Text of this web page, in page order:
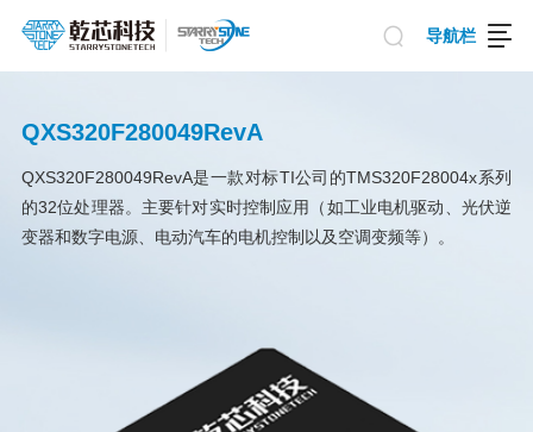
导航栏
QXS320F280049RevA
QXS320F280049RevA是一款对标TI公司的TMS320F28004x系列
的32位处理器。主要针对实时控制应用（如工业电机驱动、光伏逆
变器和数字电源、电动汽车的电机控制以及空调变频等）。